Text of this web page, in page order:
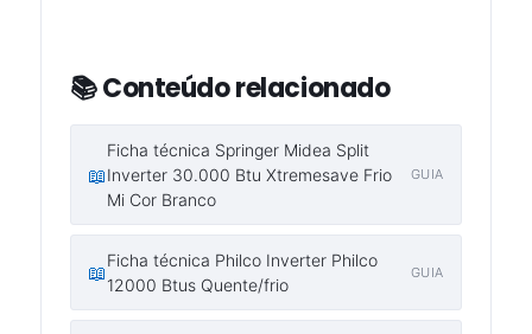
📚 Conteúdo relacionado
📖
Ficha técnica Springer Midea Split
Inverter 30.000 Btu Xtremesave Frio
Mi Cor Branco
GUIA
📖
Ficha técnica Philco Inverter Philco
12000 Btus Quente/frio
GUIA